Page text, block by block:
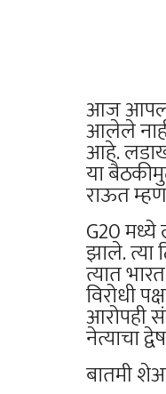
आज
आलेले
आहे.
या
राऊत
G20 मध्ये
झाले. त्या
त्यात
विरोधी
आरोपही
नेत्याचा
बातमी